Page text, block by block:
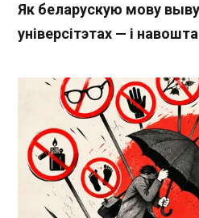
Як беларускую мову
універсітэтах — і